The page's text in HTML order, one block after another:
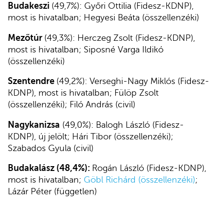
Budakeszi (49,7%): Győri Ottilia (Fidesz-KDNP),
most is hivatalban; Hegyesi Beáta (összellenzéki)
Mezőtúr (49,3%): Herczeg Zsolt (Fidesz-KDNP),
most is hivatalban; Siposné Varga Ildikó
(összellenzéki)
Szentendre (49,2%): Verseghi-Nagy Miklós (Fidesz-
KDNP), most is hivatalban; Fülöp Zsolt
(összellenzéki); Filó András (civil)
Nagykanizsa (49,0%): Balogh László (Fidesz-
KDNP), új jelölt; Hári Tibor (összellenzéki);
Szabados Gyula (civil)
Budakalász (48,4%): Rogán László (Fidesz-KDNP),
most is hivatalban; Göbl Richárd (összellenzéki);
Lázár Péter (független)